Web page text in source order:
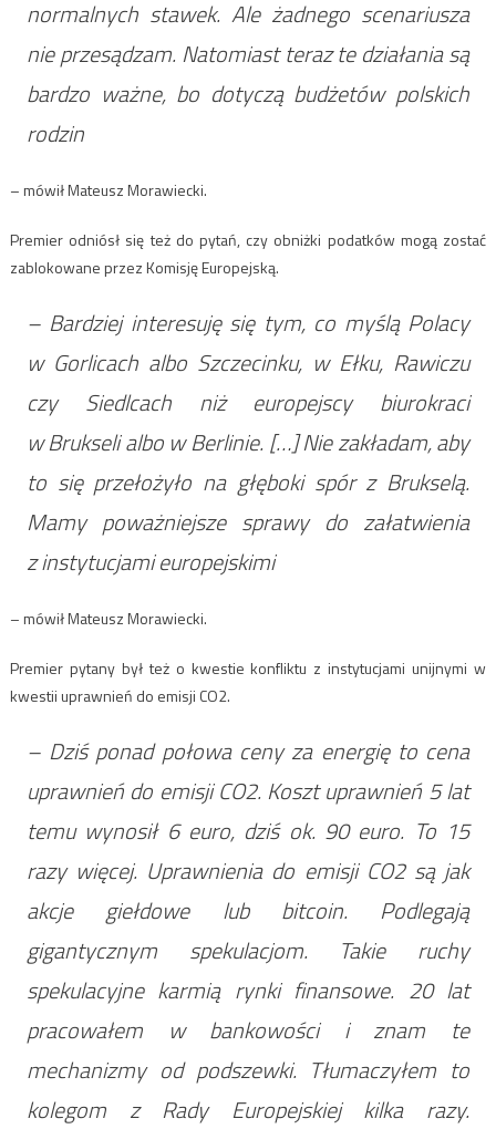
normalnych stawek. Ale żadnego scenariusza
nie przesądzam. Natomiast teraz te działania są
bardzo ważne, bo dotyczą budżetów polskich
rodzin
– mówił Mateusz Morawiecki.
Premier odniósł się też do pytań, czy obniżki podatków mogą zostać
zablokowane przez Komisję Europejską.
– Bardziej interesuję się tym, co myślą Polacy
w Gorlicach albo Szczecinku, w Ełku, Rawiczu
czy Siedlcach niż europejscy biurokraci
w Brukseli albo w Berlinie. […] Nie zakładam, aby
to się przełożyło na głęboki spór z Brukselą.
Mamy poważniejsze sprawy do załatwienia
z instytucjami europejskimi
– mówił Mateusz Morawiecki.
Premier pytany był też o kwestie konfliktu z instytucjami unijnymi w
kwestii uprawnień do emisji CO2.
– Dziś ponad połowa ceny za energię to cena
uprawnień do emisji CO2. Koszt uprawnień 5 lat
temu wynosił 6 euro, dziś ok. 90 euro. To 15
razy więcej. Uprawnienia do emisji CO2 są jak
akcje giełdowe lub bitcoin. Podlegają
gigantycznym spekulacjom. Takie ruchy
spekulacyjne karmią rynki finansowe. 20 lat
pracowałem w bankowości i znam te
mechanizmy od podszewki. Tłumaczyłem to
kolegom z Rady Europejskiej kilka razy.